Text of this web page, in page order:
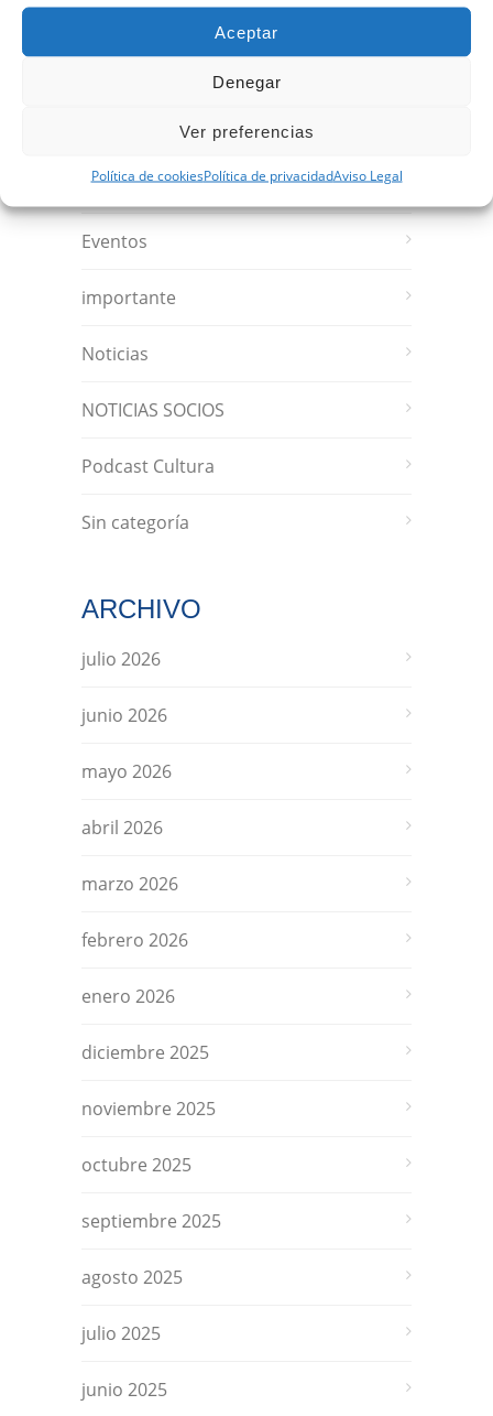
Aceptar
Denegar
Ver preferencias
Política de cookiesPolítica de privacidadAviso Legal
CATEGORÍAS
100 Años Revista
Actividades Socios
Eventos
importante
Noticias
NOTICIAS SOCIOS
Podcast Cultura
Sin categoría
ARCHIVO
julio 2026
junio 2026
mayo 2026
abril 2026
marzo 2026
febrero 2026
enero 2026
diciembre 2025
noviembre 2025
octubre 2025
septiembre 2025
agosto 2025
julio 2025
junio 2025